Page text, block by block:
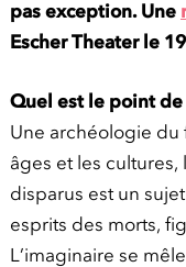
pas exception. Une
Escher Theater le
Quel est le point
Une archéologie du
âges et les
disparus est un
esprits des morts,
L’imaginaire se